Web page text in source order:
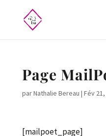
Page
parNathalie Bereau | Fév
[mailpoet_page]